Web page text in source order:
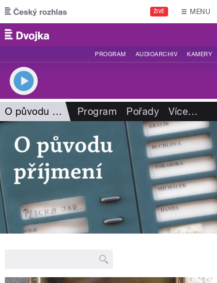
Přejít k hlavnímu obsahu
ŽIVĚ MENU
PROGRAM AUDIOARCHIV KAMERY
O původu příjmení Program Pořady Více…